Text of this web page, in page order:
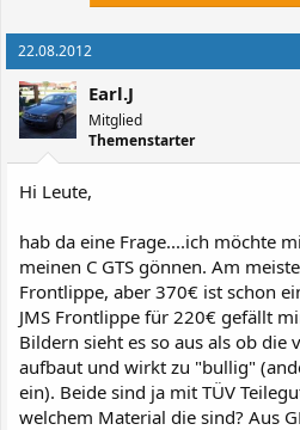
22.08.2012
Earl.J
Mitglied
Themenstarter
Hi Leute,
hab da eine Frage....ich möchte
meinen C GTS gönnen. Am
Frontlippe, aber 370€ ist schon
JMS Frontlippe für 220€ gefällt
Bildern sieht es so aus als ob
aufbaut und wirkt zu "bullig"
ein). Beide sind ja mit TÜV
welchem Material die sind? Aus